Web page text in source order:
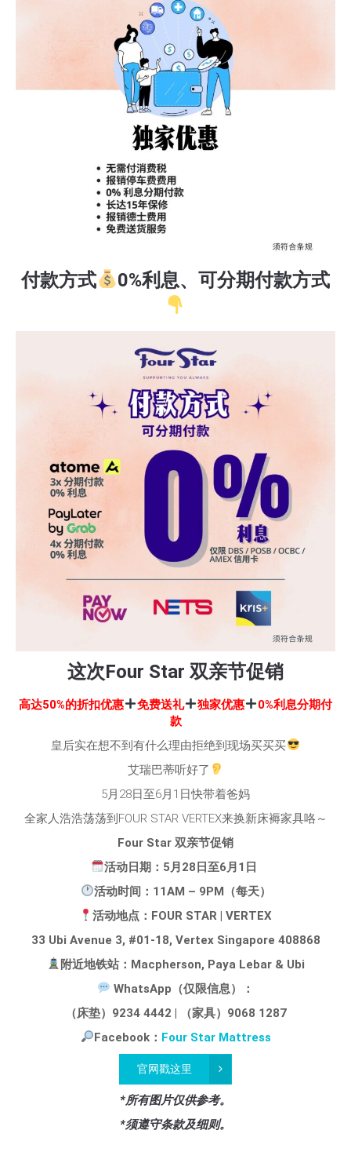
付款方式 0%利息、可分期付款方式
这次Four Star 双亲节促销
高达50%的折扣优惠 免费送礼 独家优惠
0%利息分期付
款
皇后实在想不到有什么理由拒绝到现场买买买
艾瑞巴蒂听好了
5月28日至6月1日快带着爸妈
全家人浩浩荡荡到FOUR STAR VERTEX来换新床褥家具咯～
Four Star 双亲节促销
活动日期：5月28日至6月1日
活动时间：11AM – 9PM（每天）
活动地点：FOUR STAR | VERTEX
33 Ubi Avenue 3, #01-18, Vertex Singapore 408868
附近地铁站：Macpherson, Paya Lebar & Ubi
WhatsApp（仅限信息）：
（床垫）9234 4442 | （家具）9068 1287
Facebook： Four Star Mattress
官网戳这里
*所有图片仅供参考。
*须遵守条款及细则。